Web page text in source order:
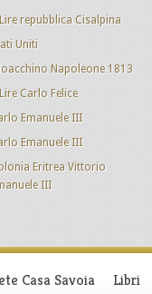
repubblica Cisalpina
Uniti
Napoleone 1813
Carlo Felice
Emanuele III
Emanuele III
Eritrea Vittorio
III
Casa Savoia Libri